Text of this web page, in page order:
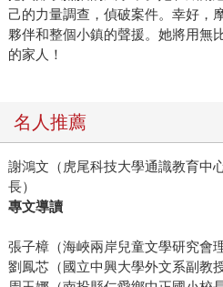
己的力量調查，偵破案件。幸好，
夥伴和整個小鎮的聲援。她將用無
的家人！
名人推薦
謝鴻文（虎尾科技大學通識教育中
長）
專文導讀
張子樟（海峽兩岸兒童文學研究會
劉鳳芯（國立中興大學外文系副教授